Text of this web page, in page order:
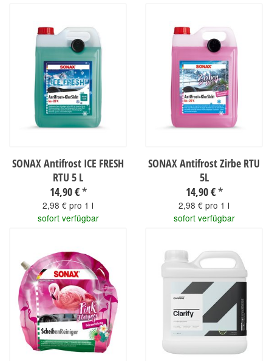
SONAX Antifrost ICE FRESH
RTU 5 L
14,90 €*
2,98 € pro 1 l
sofort verfügbar
SONAX Antifrost Zirbe RTU
5L
14,90 €*
2,98 € pro 1 l
sofort verfügbar